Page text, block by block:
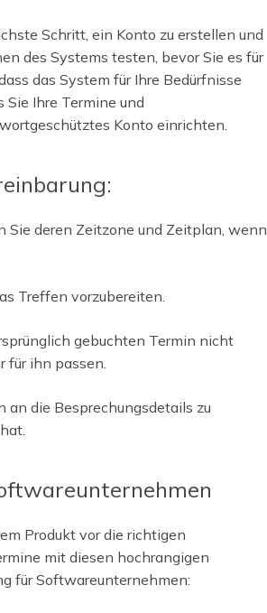
Schritt, ein Konto zu erstellen und
des Systems testen, bevor Sie es für
das System für Ihre Bedürfnisse
Sie Ihre Termine und
Konto einrichten.
Sie deren Zeitzone und Zeitplan, wenn
Treffen vorzubereiten.
gebuchten Termin nicht
ihn passen.
an die Besprechungsdetails zu
Produkt vor die richtigen
mit diesen hochrangigen
für Softwareunternehmen: